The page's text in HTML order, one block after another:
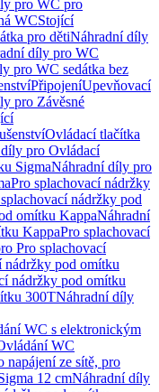
pro WC pro
WCStojící
pro dětiNáhradní díly
díly pro WC
pro WC sedátka bez
PřipojeníUpevňovací
pro Závěsné
Ovládací tlačítka
pro Ovládací
SigmaNáhradní díly pro
Pro splachovací nádržky
nádržky pod
omítku KappaNáhradní
KappaPro splachovací
Pro splachovací
nádržky pod omítku
nádržky pod omítku
300TNáhradní díly
WC s elektronickým
WC
napájení ze sítě, pro
12 cmNáhradní díly